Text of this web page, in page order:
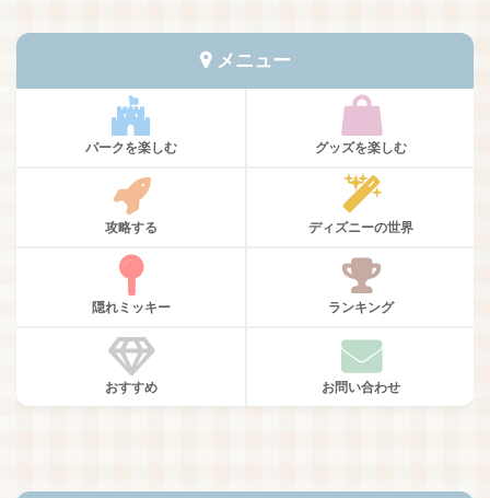
メニュー
パークを楽しむ グッズを楽しむ
攻略する ディズニーの世界
隠れミッキー ランキング
おすすめ お問い合わせ